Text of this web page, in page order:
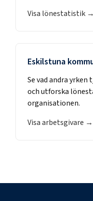
Visa lönestatistik →
Eskilstuna
Se vad andra yrken
och utforska
organisationen.
Visa arbetsgivare →